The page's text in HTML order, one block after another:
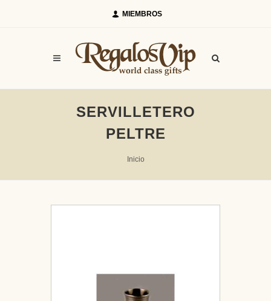
MIEMBROS
SERVILLETERO
PELTRE
Inicio